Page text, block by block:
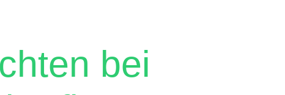
bei